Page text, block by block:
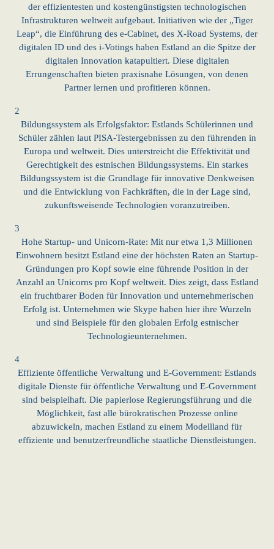
der effizientesten und kostengünstigsten technologischen
Infrastrukturen weltweit aufgebaut. Initiativen wie der „Tiger
Leap“, die Einführung des e-Cabinet, des X-Road Systems, der
digitalen ID und des i-Votings haben Estland an die Spitze der
digitalen Innovation katapultiert. Diese digitalen
Errungenschaften bieten praxisnahe Lösungen, von denen
Partner lernen und profitieren können.
2
Bildungssystem als Erfolgsfaktor: Estlands Schülerinnen und
Schüler zählen laut PISA-Testergebnissen zu den führenden in
Europa und weltweit. Dies unterstreicht die Effektivität und
Gerechtigkeit des estnischen Bildungssystems. Ein starkes
Bildungssystem ist die Grundlage für innovative Denkweisen
und die Entwicklung von Fachkräften, die in der Lage sind,
zukunftsweisende Technologien voranzutreiben.
3
Hohe Startup- und Unicorn-Rate: Mit nur etwa 1,3 Millionen
Einwohnern besitzt Estland eine der höchsten Raten an Startup-
Gründungen pro Kopf sowie eine führende Position in der
Anzahl an Unicorns pro Kopf weltweit. Dies zeigt, dass Estland
ein fruchtbarer Boden für Innovation und unternehmerischen
Erfolg ist. Unternehmen wie Skype haben hier ihre Wurzeln
und sind Beispiele für den globalen Erfolg estnischer
Technologieunternehmen.
4
Effiziente öffentliche Verwaltung und E-Government: Estlands
digitale Dienste für öffentliche Verwaltung und E-Government
sind beispielhaft. Die papierlose Regierungsführung und die
Möglichkeit, fast alle bürokratischen Prozesse online
abzuwickeln, machen Estland zu einem Modellland für
effiziente und benutzerfreundliche staatliche Dienstleistungen.